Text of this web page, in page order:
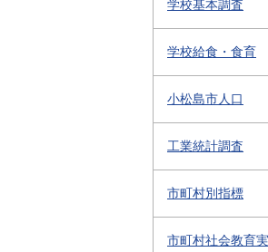
学校基本調査
学校給食・食育
小松島市人口
工業統計調査
市町村別指標
市町村社会教育